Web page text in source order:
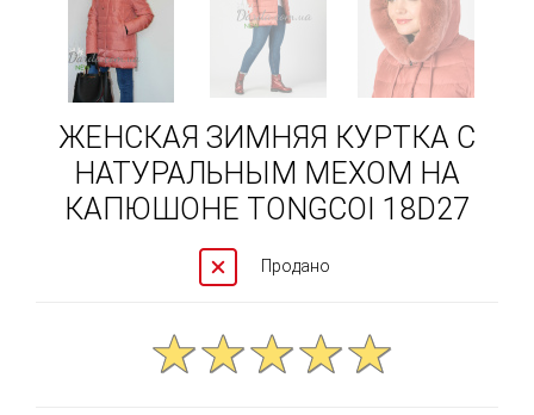
ЖЕНСКАЯ ЗИМНЯЯ КУРТКА С
НАТУРАЛЬНЫМ МЕХОМ НА
КАПЮШОНЕ TONGCOI 18D27
Продано